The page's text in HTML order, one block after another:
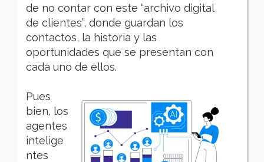
de no contar con este “archivo digital
de clientes”, donde guardan los
contactos, la historia y las
oportunidades que se presentan con
cada uno de ellos.
Pues
bien, los
agentes
intelige
ntes